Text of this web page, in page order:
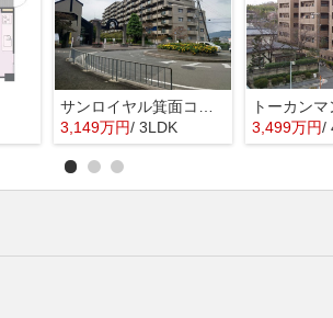
3,149万円/ 3LDK 3,499万円/